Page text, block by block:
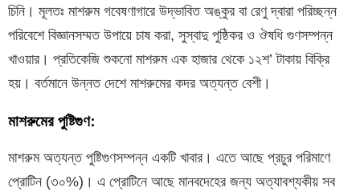
চিনি। মূলতঃ মাশরুম গবেষণাগারে উদ্ভাবিত অঙ্কুর বা রেণু দ্বারা পরিচ্ছন্ন
পরিবেশে বিজ্ঞানসম্মত উপায়ে চাষ করা, সুস্বাদু পুষ্ঠিকর ও ঔষধি গুণসম্পন্ন
খাওয়ার। প্রতিকেজি শুকনো মাশরুম এক হাজার থেকে ১২শ’ টাকায় বিক্রি
হয়। বর্তমানে উন্নত দেশে মাশরুমের কদর অত্যন্ত বেশী।
মাশরুমের পুষ্টিগুণ:
মাশরুম অত্যন্ত পুষ্টিগুণসম্পন্ন একটি খাবার। এতে আছে প্রচুর পরিমাণে
প্রোটিন (৩০%)। এ প্রোটিনে আছে মানবদেহের জন্য অত্যাবশ্যকীয় সব